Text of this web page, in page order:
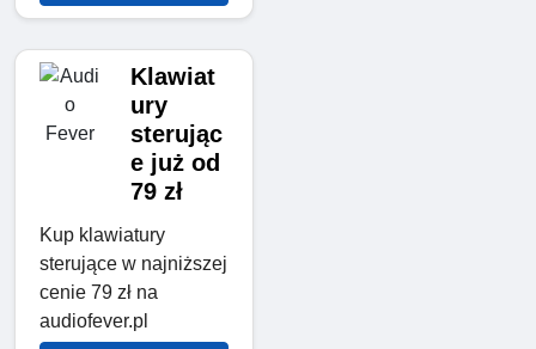
Klawiat
ury
sterując
e już od
79 zł
Kup klawiatury
sterujące w najniższej
cenie 79 zł na
audiofever.pl